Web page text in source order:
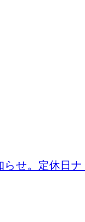
らせ。定休日